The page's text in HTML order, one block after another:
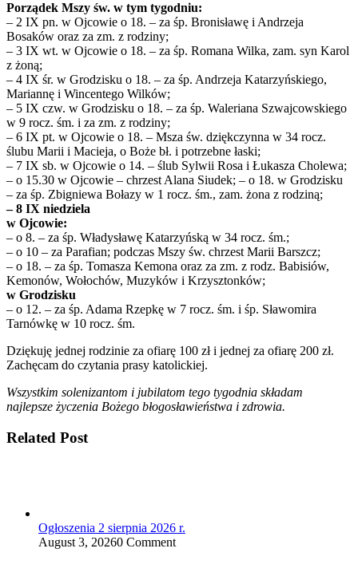
Porządek Mszy św. w tym tygodniu:
– 2 IX pn. w Ojcowie o 18. – za śp. Bronisławę i Andrzeja
Bosaków oraz za zm. z rodziny;
– 3 IX wt. w Ojcowie o 18. – za śp. Romana Wilka, zam. syn Karol
z żoną;
– 4 IX śr. w Grodzisku o 18. – za śp. Andrzeja Katarzyńskiego,
Mariannę i Wincentego Wilków;
– 5 IX czw. w Grodzisku o 18. – za śp. Waleriana Szwajcowskiego
w 9 rocz. śm. i za zm. z rodziny;
– 6 IX pt. w Ojcowie o 18. – Msza św. dziękczynna w 34 rocz.
ślubu Marii i Macieja, o Boże bł. i potrzebne łaski;
– 7 IX sb. w Ojcowie o 14. – ślub Sylwii Rosa i Łukasza Cholewa;
– o 15.30 w Ojcowie – chrzest Alana Siudek; – o 18. w Grodzisku
– za śp. Zbigniewa Bołazy w 1 rocz. śm., zam. żona z rodziną;
– 8 IX niedziela
w Ojcowie:
– o 8. – za śp. Władysławę Katarzyńską w 34 rocz. śm.;
– o 10 – za Parafian; podczas Mszy św. chrzest Marii Barszcz;
– o 18. – za śp. Tomasza Kemona oraz za zm. z rodz. Babisiów,
Kemonów, Wołochów, Muzyków i Krzysztonków;
w Grodzisku
– o 12. – za śp. Adama Rzepkę w 7 rocz. śm. i śp. Sławomira
Tarnówkę w 10 rocz. śm.
Dziękuję jednej rodzinie za ofiarę 100 zł i jednej za ofiarę 200 zł.
Zachęcam do czytania prasy katolickiej.
Wszystkim solenizantom i jubilatom tego tygodnia składam
najlepsze życzenia Bożego błogosławieństwa i zdrowia.
Related Post
Ogłoszenia 2 sierpnia 2026 r.
August 3, 20260 Comment